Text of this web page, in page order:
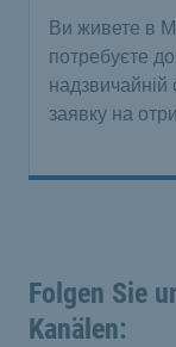
Ви живете в
потребуєте
надзвичайній
заявку на
Folgen Sie
Kanälen: